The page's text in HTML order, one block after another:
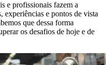
e profissionais fazem a
experiências e pontos de vista
que dessa forma
os desafios de hoje e de